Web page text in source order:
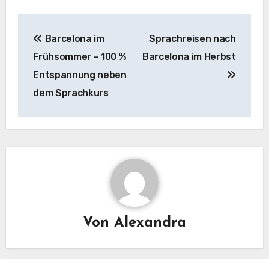
Barcelona im
Frühsommer – 100 %
Entspannung neben
dem Sprachkurs
Sprachreisen nach
Barcelona im Herbst
Von Alexandra